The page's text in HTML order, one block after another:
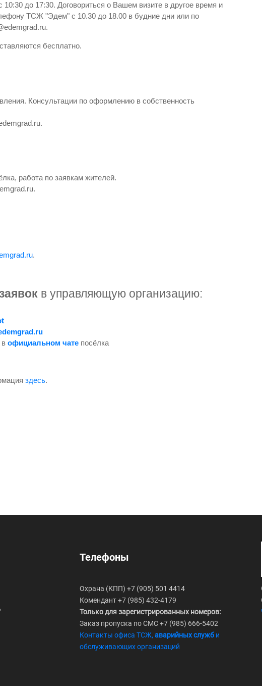
до 17:30. Договориться о Вашем визите в другое время и
ТСЖ "Эдем" с 10.30 до 18.00 в будние дни или по
бесплатно.
Консультации по оформлению в собственность
работа по заявкам жителей.
.
в управляющую организацию:
в официальном чате посёлка
здесь.
Телефоны
Охрана (КПП) +7 (905) 501 4414
Комендант +7 (985) 432-4179
Только для зарегистрированных номеров:
Заказ пропуска по СМС +7 (985) 666-5402
Контакты офиса ТСЖ, аварийных служб и
обслуживающих организаций